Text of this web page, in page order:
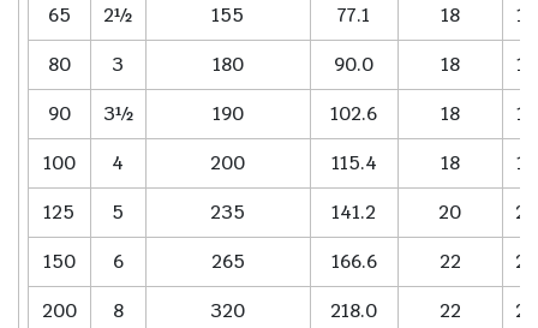
65
2½ 155 77.1 18
18
80
3 180 90.0 18
18
90
3½ 190 102.6 18
18
100
4 200 115.4 18
18
125
5 235 141.2 20
20
150
6 265 166.6 22
22
200
8 320 218.0 22 22